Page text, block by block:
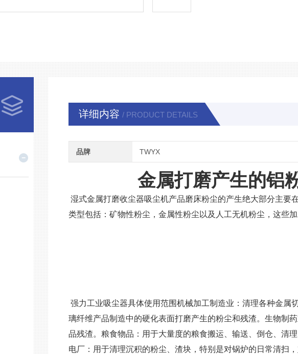
详细内容 / PRODUCT DETAILS
品牌 TWYX
金属打磨产生的铝
湿式金属打磨收尘器吸尘机产品磨床粉尘的产生绝大部分主要
类型包括：矿物性粉尘，金属性粉尘以及人工无机粉尘，这些
强力工业吸尘器具体使用范围机械加工制造业：清理各种金属
璃纤维产品制造中的硬化表面打磨产生的粉尘和残渣。生物制
品残渣。粮食物品：用于大量度的粮食搬运、输送、倒仓、清
电厂：用于清理沉积的粉尘、渣块，特别是对锅炉的日常清扫